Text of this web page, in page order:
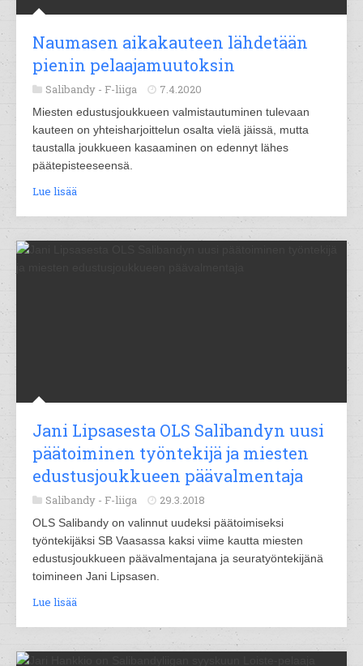
Naumasen aikakauteen lähdetään
pienin pelaajamuutoksin
Salibandy - F-liiga 7.4.2020
Miesten edustusjoukkueen valmistautuminen tulevaan
kauteen on yhteisharjoittelun osalta vielä jäissä, mutta
taustalla joukkueen kasaaminen on edennyt lähes
päätepisteeseensä.
Lue lisää
Jani Lipsasesta OLS Salibandyn uusi
päätoiminen työntekijä ja miesten
edustusjoukkueen päävalmentaja
Salibandy - F-liiga 29.3.2018
OLS Salibandy on valinnut uudeksi päätoimiseksi
työntekijäksi SB Vaasassa kaksi viime kautta miesten
edustusjoukkueen päävalmentajana ja seuratyöntekijänä
toimineen Jani Lipsasen.
Lue lisää